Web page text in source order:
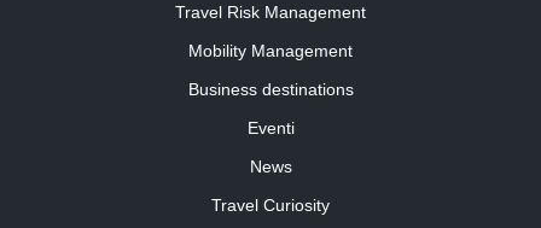
Travel Risk Management
Mobility Management
Business destinations
Eventi
News
Travel Curiosity